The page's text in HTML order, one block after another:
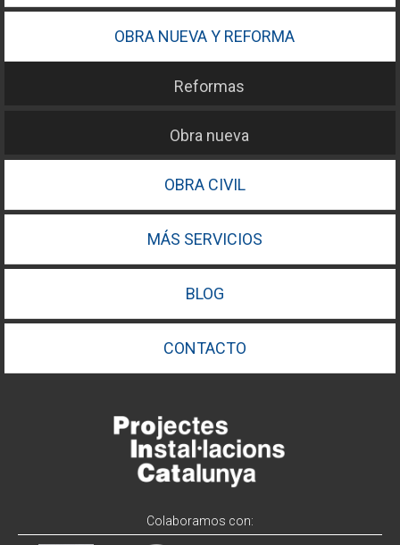
OBRA NUEVA Y REFORMA
Reformas
Obra nueva
OBRA CIVIL
MÁS SERVICIOS
BLOG
CONTACTO
Colaboramos con: